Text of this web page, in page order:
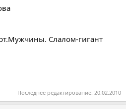
Слалом-гигант
Последнее редактирование: 20.02.2010